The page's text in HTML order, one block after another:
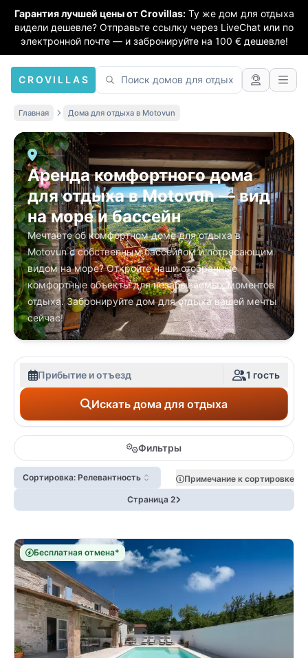
Гарантия лучшей цены от Crovillas: Ту же дом для отдыха
видели дешевле? Отправьте ссылку через LiveChat или по
электронной почте — и забронируйте на 100 € дешевле!
CROVILLAS
Главная Дома для отдыха в Motovun
Аренда комфортного дома
для отдыха в Motovun — вид
на море и бассейн
Мечтаете об комфортном доме для отдыха в
Motovun с собственным бассейном и потрясающим
видом на море? Откройте наши отобранные
комфортные объекты для незабываемых моментов
отдыха. Забронируйте дом для отдыха вашей мечты
сейчас!
Прибытие и отъезд 1 гость
Искать дома для отдыха
Фильтры
Сортировка: Релевантность
Примечание к сортировке
Страница 2
Бесплатная отмена*